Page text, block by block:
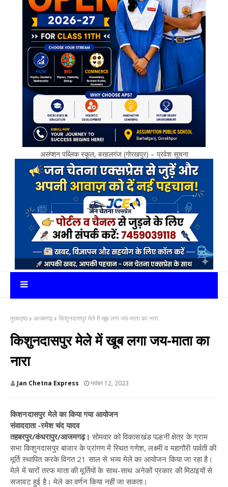
असंप्शन पब्लिक स्कूल, बरहलगंज (गोरखपुर) – प्रवेश सूचना
मुख्यपृष्ठ आजमगढ़ किशुनदासपुर मेले में खूब लगा जय-माता का नारा
किशुनदासपुर मेले में खूब लगा जय-माता का
नारा
Jan Chetna Express नवंबर 12, 2023
किशनदासपुर मेले का किया गया आयोजन
संवाददाता -रमेश चंद यादव
तहबरपुर/कंधरापुर/आजमगढ़।सोमवार कोविकासखंड पल्हनी क्षेत्र के ग्राम
सभाकिशुनदासपुर बाजार के प्रांगण में स्थित गणेश, लक्ष्मी व महागौरी पार्वती की
मूर्ति स्थापित करके विगत 21 साल से भव्य मेले का आयोजन किया जा रहा है।
मेले में चारों तरफ माता की मूर्तियों के साथ-साथ अनेकों प्रकार की मिठाइयों से
सजावट हुई है। मेले का वर्णन किया नहीं जा सकता।